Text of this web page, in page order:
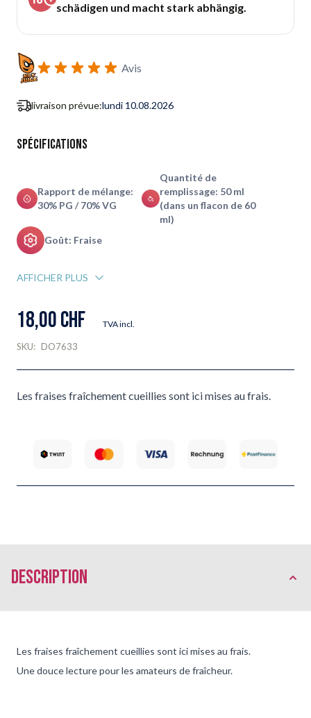
schädigen und macht stark abhängig.
Avis
livraison prévue:lundi 10.08.2026
Spécifications
Rapport de mélange:
30% PG / 70% VG
Quantité de
remplissage: 50 ml
(dans un flacon de 60
ml)
Goût: Fraise
AFFICHER PLUS
18,00 CHF TVA incl.
SKU: DO7633
Les fraises fraîchement cueillies sont ici mises au frais.
Description
Les fraises fraîchement cueillies sont ici mises au frais.
Une douce lecture pour les amateurs de fraîcheur.